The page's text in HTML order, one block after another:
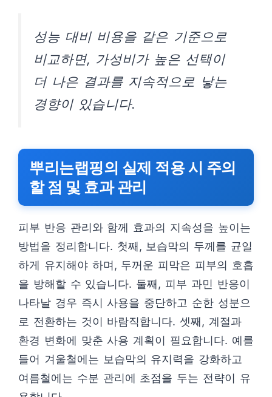
성능 대비 비용을 같은 기준으로
비교하면, 가성비가 높은 선택이
더 나은 결과를 지속적으로 낳는
경향이 있습니다.
뿌리는랩핑의 실제 적용 시 주의
할 점 및 효과 관리
피부 반응 관리와 함께 효과의 지속성을 높이는
방법을 정리합니다. 첫째, 보습막의 두께를 균일
하게 유지해야 하며, 두꺼운 피막은 피부의 호흡
을 방해할 수 있습니다. 둘째, 피부 과민 반응이
나타날 경우 즉시 사용을 중단하고 순한 성분으
로 전환하는 것이 바람직합니다. 셋째, 계절과
환경 변화에 맞춘 사용 계획이 필요합니다. 예를
들어 겨울철에는 보습막의 유지력을 강화하고
여름철에는 수분 관리에 초점을 두는 전략이 유